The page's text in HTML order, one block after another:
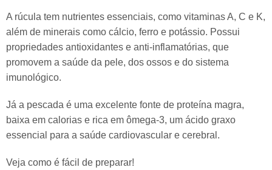
A rúcula tem nutrientes essenciais, como vitaminas A, C e K,
além de minerais como cálcio, ferro e potássio. Possui
propriedades antioxidantes e anti-inflamatórias, que
promovem a saúde da pele, dos ossos e do sistema
imunológico.
Já a pescada é uma excelente fonte de proteína magra,
baixa em calorias e rica em ômega-3, um ácido graxo
essencial para a saúde cardiovascular e cerebral.
Veja como é fácil de preparar!